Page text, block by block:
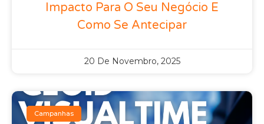
Impacto Para O Seu Negócio E
Como Se Antecipar
20 De Novembro, 2025
Campanhas